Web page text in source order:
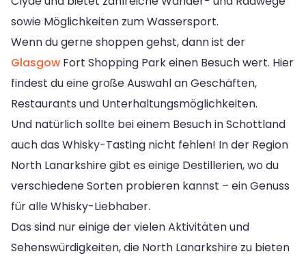
sowie Möglichkeiten zum Wassersport.
Wenn du gerne shoppen gehst, dann ist der
Glasgow Fort Shopping Park einen Besuch wert. Hier
findest du eine große Auswahl an Geschäften,
Restaurants und Unterhaltungsmöglichkeiten.
Und natürlich sollte bei einem Besuch in Schottland
auch das Whisky-Tasting nicht fehlen! In der Region
North Lanarkshire gibt es einige Destillerien, wo du
verschiedene Sorten probieren kannst – ein Genuss
für alle Whisky-Liebhaber.
Das sind nur einige der vielen Aktivitäten und
Sehenswürdigkeiten, die North Lanarkshire zu bieten